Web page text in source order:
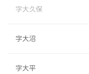
字大久保
字大沼
字大平